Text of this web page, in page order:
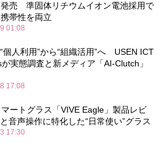
発売 準固体リチウムイオン電池採用で
帯性を両立
01:08
個人利用”から“組織活用”へ USEN ICT
実態調査と新メディア「AI-Clutch」
17:08
ートグラス「VIVE Eagle」製品レビ
音声操作に特化した“日常使い”グラス
17:30